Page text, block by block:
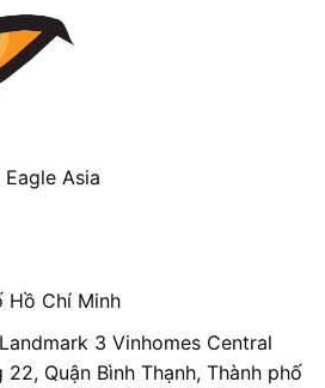
Asia
Hồ Chí Minh
3 Vinhomes Central
Quận Bình Thạnh, Thành phố